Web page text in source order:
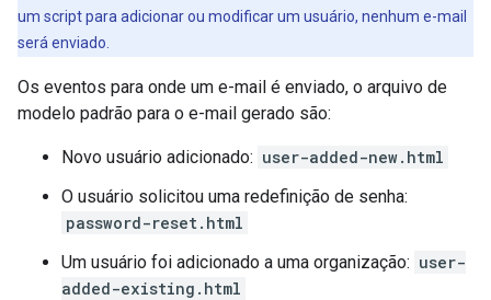
um script para adicionar ou modificar um usuário, nenhum e-mail
será enviado.
Os eventos para onde um e-mail é enviado, o arquivo de
modelo padrão para o e-mail gerado são:
Novo usuário adicionado: user-added-new.html
O usuário solicitou uma redefinição de senha:
password-reset.html
Um usuário foi adicionado a uma organização: user-
added-existing.html